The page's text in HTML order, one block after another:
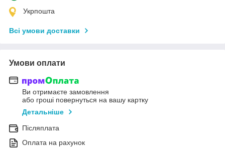
Укрпошта
Всі умови доставки
Умови оплати
Ви отримаєте замовлення
або гроші повернуться на вашу картку
Детальніше
Післяплата
Оплата на рахунок